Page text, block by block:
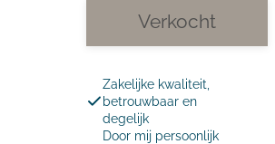
Verkocht
Zakelijke kwaliteit,
betrouwbaar en
degelijk
Door mij persoonlijk